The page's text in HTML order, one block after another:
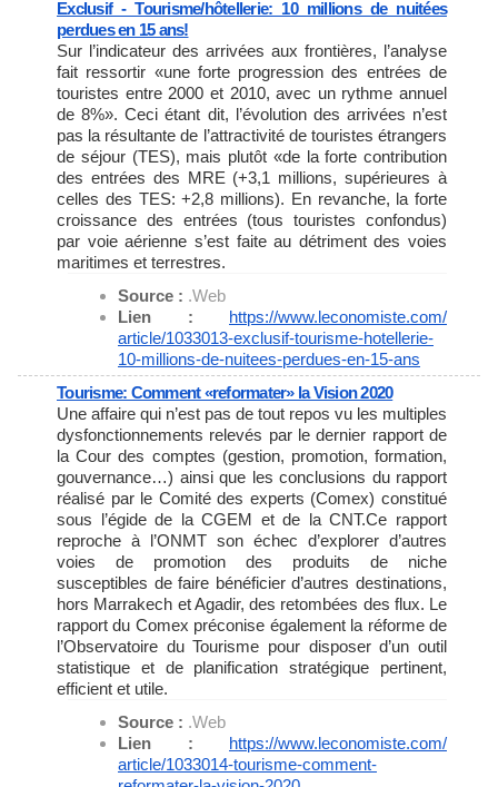
Exclusif - Tourisme/hôtellerie: 10 millions de nuitées
perdues en 15 ans!
Sur l’indicateur des arrivées aux frontières, l’analyse
fait ressortir «une forte progression des entrées de
touristes entre 2000 et 2010, avec un rythme annuel
de 8%». Ceci étant dit, l’évolution des arrivées n’est
pas la résultante de l’attractivité de touristes étrangers
de séjour (TES), mais plutôt «de la forte contribution
des entrées des MRE (+3,1 millions, supérieures à
celles des TES: +2,8 millions). En revanche, la forte
croissance des entrées (tous touristes confondus)
par voie aérienne s’est faite au détriment des voies
maritimes et terrestres.
Source : .Web
Lien : https://www.leconomiste.com/
article/1033013-exclusif-tourisme-hotellerie-
10-millions-de-nuitees-perdues-en-15-ans
Tourisme: Comment «reformater» la Vision 2020
Une affaire qui n’est pas de tout repos vu les multiples
dysfonctionnements relevés par le dernier rapport de
la Cour des comptes (gestion, promotion, formation,
gouvernance…) ainsi que les conclusions du rapport
réalisé par le Comité des experts (Comex) constitué
sous l’égide de la CGEM et de la CNT.Ce rapport
reproche à l’ONMT son échec d’explorer d’autres
voies de promotion des produits de niche
susceptibles de faire bénéficier d’autres destinations,
hors Marrakech et Agadir, des retombées des flux. Le
rapport du Comex préconise également la réforme de
l’Observatoire du Tourisme pour disposer d’un outil
statistique et de planification stratégique pertinent,
efficient et utile.
Source : .Web
Lien : https://www.leconomiste.com/
article/1033014-tourisme-comment-